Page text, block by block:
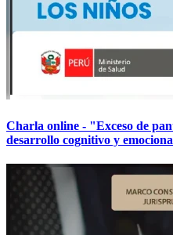
Charla online - "Exceso de
desarrollo cognitivo y